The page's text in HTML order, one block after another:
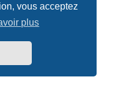
vous acceptez
plus